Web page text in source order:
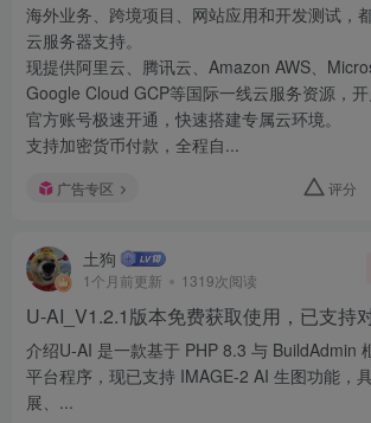
海外业务、跨境项目、网站应用和开发测试，
云服务器支持。
现提供阿里云、腾讯云、Amazon AWS、
Google Cloud GCP等国际一线云服务资源，开
官方账号极速开通，快速搭建专属云环境。
支持加密货币付款，全程自...
广告专区 评分
土狗
1个月前更新 1319次阅读
U-AI_V1.2.1版本免费获取使用，已支持
介绍U-AI 是一款基于 PHP 8.3 与 BuildAdmin
平台程序，现已支持 IMAGE-2 AI 生图功能，
展、...